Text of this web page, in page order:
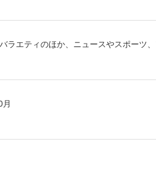
ラエティのほか、ニュースやスポーツ